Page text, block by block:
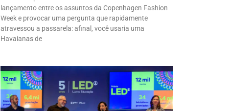
lançamento entre os assuntos da Copenhagen Fashion
Week e provocar uma pergunta que rapidamente
atravessou a passarela: afinal, você usaria uma
Havaianas de